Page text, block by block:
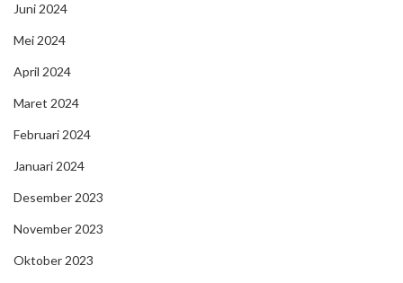
Juni 2024
Mei 2024
April 2024
Maret 2024
Februari 2024
Januari 2024
Desember 2023
November 2023
Oktober 2023